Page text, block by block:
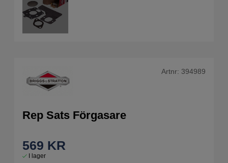
Artnr: 394989
Rep Sats Förgasare
569 KR
I lager